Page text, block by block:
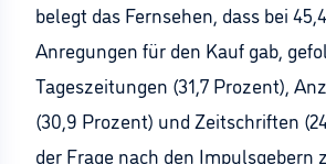
belegt das Fernsehen, dass bei
Anregungen für den Kauf gab,
Tageszeitungen (31,7 Prozent),
(30,9 Prozent) und Zeitschriften
der Frage nach den Impulsgebern